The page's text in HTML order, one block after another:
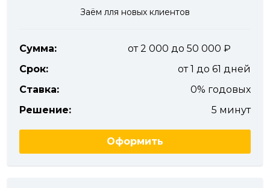
Заём лля новых клиентов
Сумма:
от 2 000 до 50 000
Срок:
от 1 до 61 дней
Ставка:
0% годовых
Решение:
5 минут
Оформить